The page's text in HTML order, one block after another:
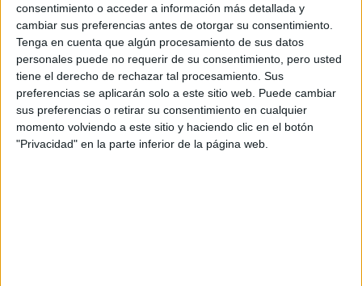
consentimiento o acceder a información más detallada y
cambiar sus preferencias antes de otorgar su consentimiento.
Tenga en cuenta que algún procesamiento de sus datos
personales puede no requerir de su consentimiento, pero usted
tiene el derecho de rechazar tal procesamiento. Sus
preferencias se aplicarán solo a este sitio web. Puede cambiar
sus preferencias o retirar su consentimiento en cualquier
momento volviendo a este sitio y haciendo clic en el botón
"Privacidad" en la parte inferior de la página web.